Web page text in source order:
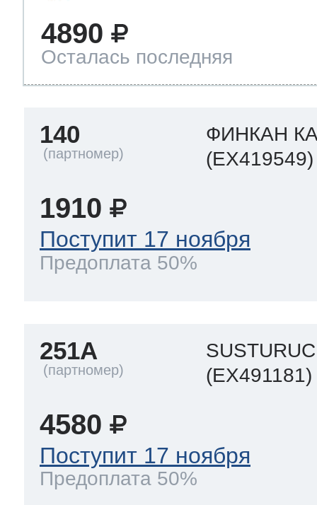
4890
Осталась последняя
140
ФИНКАН
(EX419549)
1910
Поступит 17 ноября
Предоплата 50%
251A
(EX491181)
4580
Поступит 17 ноября
Предоплата 50%